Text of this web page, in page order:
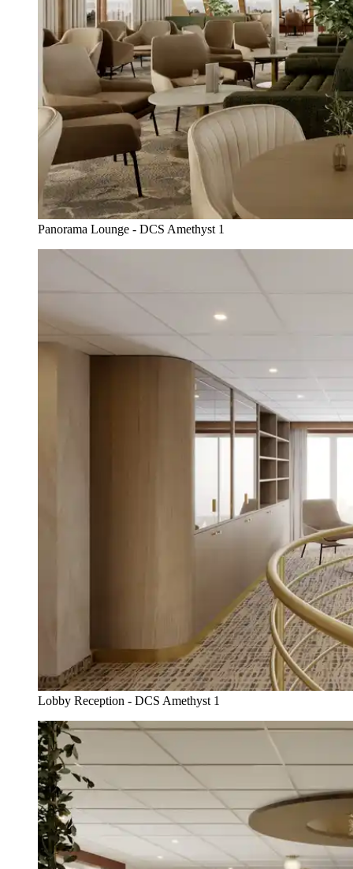
Panorama Lounge - DCS Amethyst 1
Lobby Reception - DCS Amethyst 1